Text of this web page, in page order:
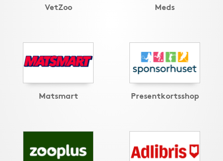
VetZoo Meds
Matsmart Presentkortsshop